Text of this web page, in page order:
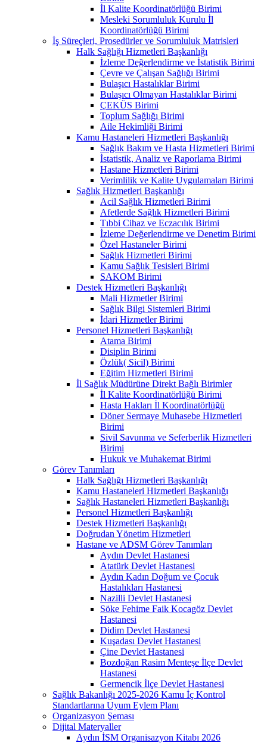
İl Kalite Koordinatörlüğü Birimi
Mesleki Sorumluluk Kurulu İl
Koordinatörlüğü Birimi
İş Süreçleri, Prosedürler ve Sorumluluk Matrisleri
Halk Sağlığı Hizmetleri Başkanlığı
İzleme Değerlendirme ve İstatistik Birimi
Çevre ve Çalışan Sağlığı Birimi
Bulaşıcı Hastalıklar Birimi
Bulaşıcı Olmayan Hastalıklar Birimi
ÇEKÜS Birimi
Toplum Sağlığı Birimi
Aile Hekimliği Birimi
Kamu Hastaneleri Hizmetleri Başkanlığı
Sağlık Bakım ve Hasta Hizmetleri Birimi
İstatistik, Analiz ve Raporlama Birimi
Hastane Hizmetleri Birimi
Verimlilik ve Kalite Uygulamaları Birimi
Sağlık Hizmetleri Başkanlığı
Acil Sağlık Hizmetleri Birimi
Afetlerde Sağlık Hizmetleri Birimi
Tıbbi Cihaz ve Eczacılık Birimi
İzleme Değerlendirme ve Denetim Birimi
Özel Hastaneler Birimi
Sağlık Hizmetleri Birimi
Kamu Sağlık Tesisleri Birimi
SAKOM Birimi
Destek Hizmetleri Başkanlığı
Mali Hizmetler Birimi
Sağlık Bilgi Sistemleri Birimi
İdari Hizmetler Birimi
Personel Hizmetleri Başkanlığı
Atama Birimi
Disiplin Birimi
Özlük( Sicil) Birimi
Eğitim Hizmetleri Birimi
İl Sağlık Müdürüne Direkt Bağlı Birimler
İl Kalite Koordinatörlüğü Birimi
Hasta Hakları İl Koordinatörlüğü
Döner Sermaye Muhasebe Hizmetleri
Birimi
Sivil Savunma ve Seferberlik Hizmetleri
Birimi
Hukuk ve Muhakemat Birimi
Görev Tanımları
Halk Sağlığı Hizmetleri Başkanlığı
Kamu Hastaneleri Hizmetleri Başkanlığı
Sağlık Hastaneleri Hizmetleri Başkanlığı
Personel Hizmetleri Başkanlığı
Destek Hizmetleri Başkanlığı
Doğrudan Yönetim Hizmetleri
Hastane ve ADSM Görev Tanımları
Aydın Devlet Hastanesi
Atatürk Devlet Hastanesi
Aydın Kadın Doğum ve Çocuk
Hastalıkları Hastanesi
Nazilli Devlet Hastanesi
Söke Fehime Faik Kocagöz Devlet
Hastanesi
Didim Devlet Hastanesi
Kuşadası Devlet Hastanesi
Çine Devlet Hastanesi
Bozdoğan Rasim Menteşe İlçe Devlet
Hastanesi
Germencik İlçe Devlet Hastanesi
Sağlık Bakanlığı 2025-2026 Kamu İç Kontrol
Standartlarına Uyum Eylem Planı
Organizasyon Şeması
Dijital Materyaller
Aydın İSM Organisazyon Kitabı 2026